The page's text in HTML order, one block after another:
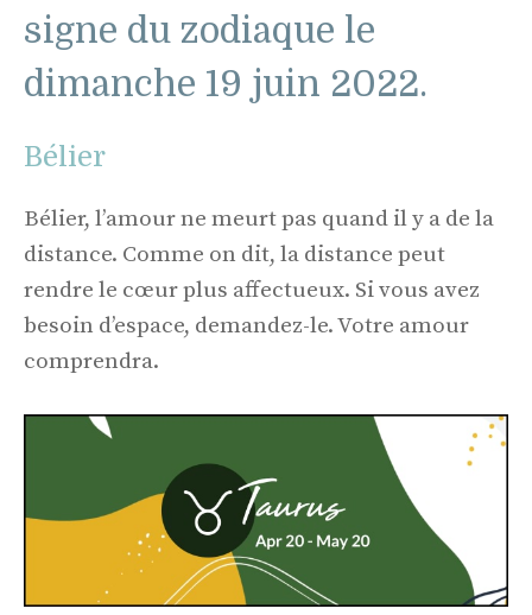
signe du zodiaque le
dimanche 19 juin 2022.
Bélier
Bélier, l’amour ne meurt pas quand il y a de la
distance. Comme on dit, la distance peut
rendre le cœur plus affectueux. Si vous avez
besoin d’espace, demandez-le. Votre amour
comprendra.